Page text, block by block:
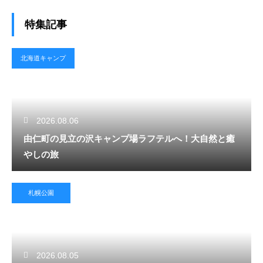
特集記事
北海道キャンプ
2026.08.06
由仁町の見立の沢キャンプ場ラフテルへ！大自然と癒
やしの旅
札幌公園
2026.08.05